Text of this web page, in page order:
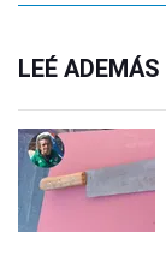
LEÉ ADEMÁS